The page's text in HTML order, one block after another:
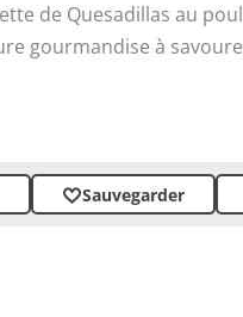
de Quesadillas au
gourmandise à
Sauvegarder